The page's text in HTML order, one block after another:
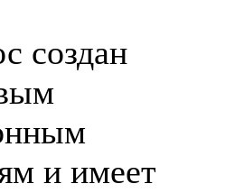
создан
и имеет